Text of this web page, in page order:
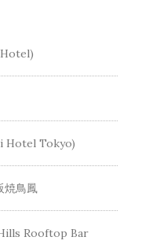
Hotel Tokyo)
鳥鳳
Rooftop Bar